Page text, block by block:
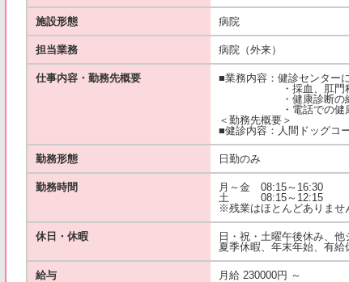
施設形態 病院
担当業務 病院（外来）
仕事内容・勤務先概要
■業務内容：健診センター
・採血、肛門科／
・健康診断の結
・電話での健康
＜勤務先概要＞
■健診内容：人間ドッグコ
勤務形態 日勤のみ
勤務時間
月～金 08:15～16:30
土 08:15～12:15
※残業はほとんどありませ
休日・休暇
日・祝・土曜午後休み、他
夏季休暇、年末年始、有
給与
月給 230000円 ～